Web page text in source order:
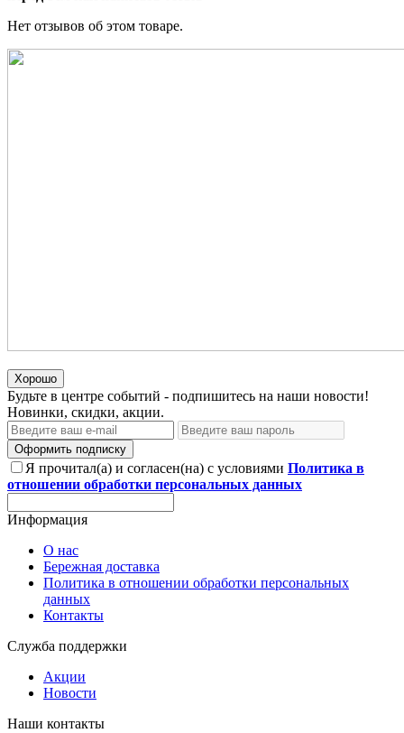
Нет отзывов об этом товаре.
Хорошо
Будьте в центре событий - подпишитесь на наши новости!
Новинки, скидки, акции.
Оформить подписку
Я прочитал(а) и согласен(на) с условиями Политика в
отношении обработки персональных данных
Информация
О нас
Бережная доставка
Политика в отношении обработки персональных
данных
Контакты
Служба поддержки
Акции
Новости
Наши контакты